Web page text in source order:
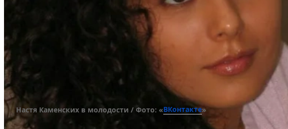
Настя Каменских в молодости / Фото: «ВКонтакте»